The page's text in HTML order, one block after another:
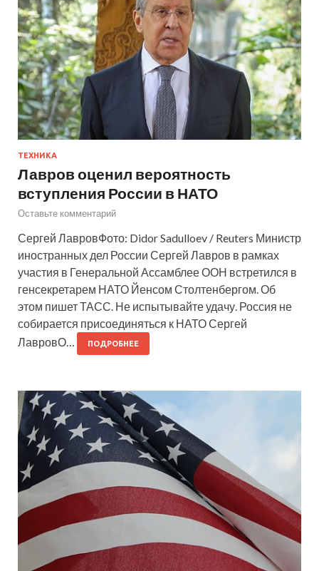
ТЕХНИКА
Лавров оценил вероятность
вступления России в НАТО
Оставьте комментарий
Сергей ЛавровФото: Didor Sadulloev / Reuters Министр
иностранных дел России Сергей Лавров в рамках
участия в Генеральной Ассамблее ООН встретился в
генсекретарем НАТО Йенсом Столтенбергом. Об
этом пишет ТАСС. Не испытывайте удачу. Россия не
собирается присоединяться к НАТО Сергей
ЛавровО…
ПОДРОБНЕЕ